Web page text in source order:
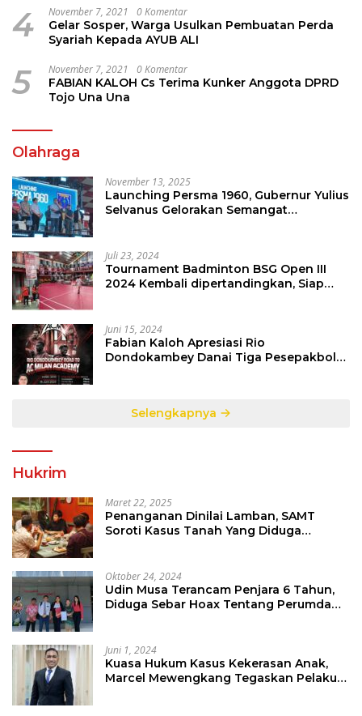
4 November 7, 2021 0 Komentar
Gelar Sosper, Warga Usulkan Pembuatan Perda
Syariah Kepada AYUB ALI
5 November 7, 2021 0 Komentar
FABIAN KALOH Cs Terima Kunker Anggota DPRD
Tojo Una Una
Olahraga
November 13, 2025
Launching Persma 1960, Gubernur Yulius
Selvanus Gelorakan Semangat
Juli 23, 2024
Tournament Badminton BSG Open III
2024 Kembali dipertandingkan, Siap
Juni 15, 2024
Fabian Kaloh Apresiasi Rio
Dondokambey Danai Tiga Pesepakbola
Selengkapnya
Hukrim
Maret 22, 2025
Penanganan Dinilai Lamban, SAMT
Soroti Kasus Tanah Yang Diduga
Oktober 24, 2024
Udin Musa Terancam Penjara 6 Tahun,
Diduga Sebar Hoax Tentang Perumda
Juni 1, 2024
Kuasa Hukum Kasus Kekerasan Anak,
Marcel Mewengkang Tegaskan Pelaku